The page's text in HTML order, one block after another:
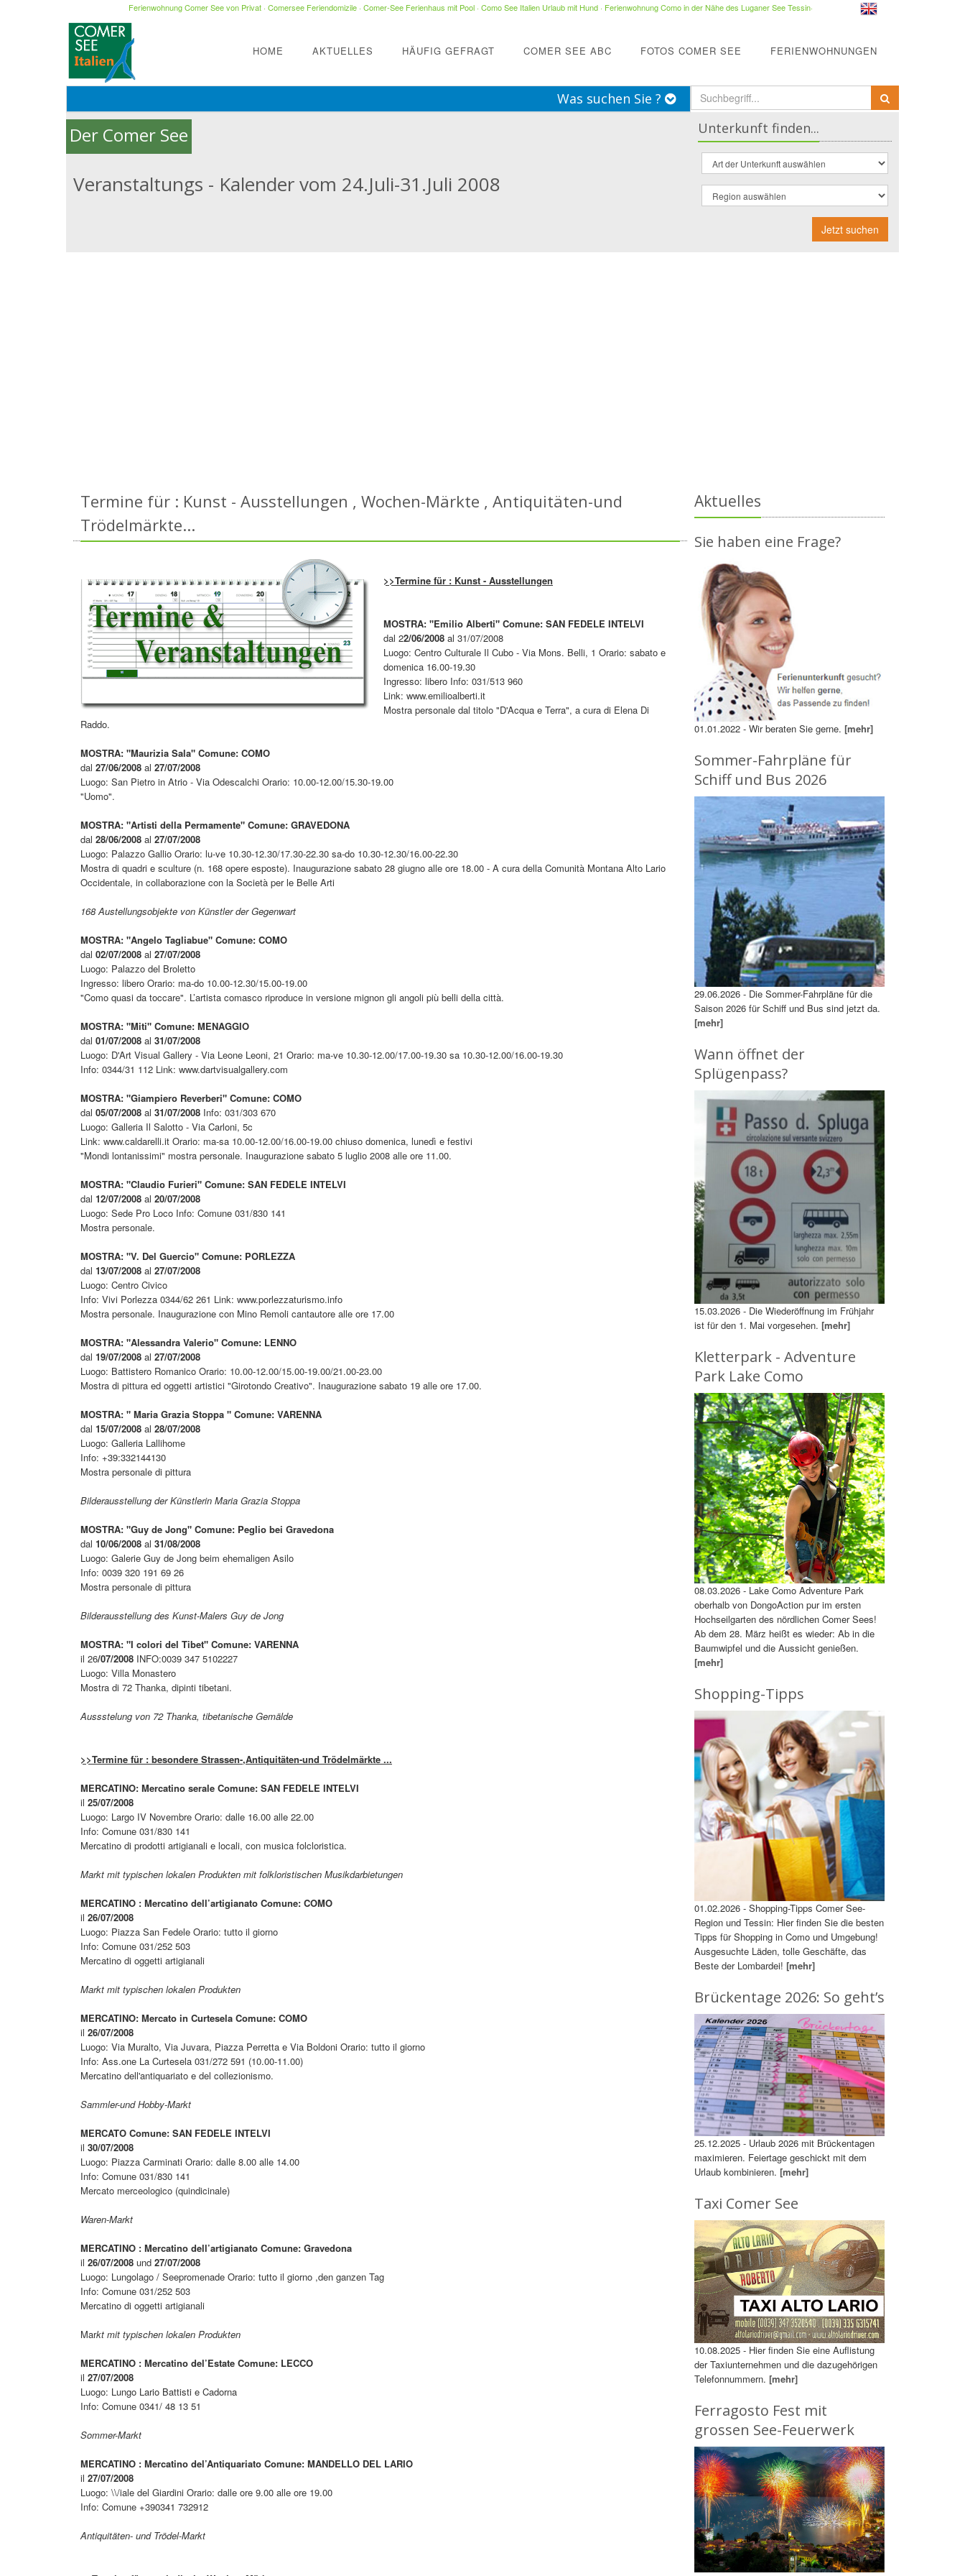
Ferienwohnung Comer See von Privat· Comersee Feriendomizile· Comer-See Ferienhaus mit Pool· Como See Italien Urlaub mit Hund· Ferienwohnung Como in der Nähe des Luganer See Tessin·
HOME AKTUELLES HÄUFIG GEFRAGT COMER SEE ABC FOTOS COMER SEE FERIENWOHNUNGEN
Was suchen Sie ?
Der Comer See
Veranstaltungs - Kalender vom 24.Juli-31.Juli 2008
Unterkunft finden...
Jetzt suchen
Termine für : Kunst - Ausstellungen , Wochen-Märkte , Antiquitäten-und
Trödelmärkte...
>>Termine für : Kunst - Ausstellungen
MOSTRA: "Emilio Alberti" Comune: SAN FEDELE INTELVI
dal 22/06/2008 al 31/07/2008
Luogo: Centro Culturale Il Cubo - Via Mons. Belli, 1 Orario: sabato e
domenica 16.00-19.30
Ingresso: libero Info: 031/513 960
Link: www.emilioalberti.it
Mostra personale dal titolo "D'Acqua e Terra", a cura di Elena Di
Raddo.
MOSTRA: "Maurizia Sala" Comune: COMO
dal 27/06/2008 al 27/07/2008
Luogo: San Pietro in Atrio - Via Odescalchi Orario: 10.00-12.00/15.30-19.00
"Uomo".
MOSTRA: "Artisti della Permamente" Comune: GRAVEDONA
dal 28/06/2008 al 27/07/2008
Luogo: Palazzo Gallio Orario: lu-ve 10.30-12.30/17.30-22.30 sa-do 10.30-12.30/16.00-22.30
Mostra di quadri e sculture (n. 168 opere esposte). Inaugurazione sabato 28 giugno alle ore 18.00 - A cura della Comunità Montana Alto Lario
Occidentale, in collaborazione con la Società per le Belle Arti
168 Austellungsobjekte von Künstler der Gegenwart
MOSTRA: "Angelo Tagliabue" Comune: COMO
dal 02/07/2008 al 27/07/2008
Luogo: Palazzo del Broletto
Ingresso: libero Orario: ma-do 10.00-12.30/15.00-19.00
"Como quasi da toccare". L’artista comasco riproduce in versione mignon gli angoli più belli della città.
MOSTRA: "Miti" Comune: MENAGGIO
dal 01/07/2008 al 31/07/2008
Luogo: D'Art Visual Gallery - Via Leone Leoni, 21 Orario: ma-ve 10.30-12.00/17.00-19.30 sa 10.30-12.00/16.00-19.30
Info: 0344/31 112 Link: www.dartvisualgallery.com
MOSTRA: "Giampiero Reverberi" Comune: COMO
dal 05/07/2008 al 31/07/2008 Info: 031/303 670
Luogo: Galleria Il Salotto - Via Carloni, 5c
Link: www.caldarelli.it Orario: ma-sa 10.00-12.00/16.00-19.00 chiuso domenica, lunedì e festivi
"Mondi lontanissimi" mostra personale. Inaugurazione sabato 5 luglio 2008 alle ore 11.00.
MOSTRA: "Claudio Furieri" Comune: SAN FEDELE INTELVI
dal 12/07/2008 al 20/07/2008
Luogo: Sede Pro Loco Info: Comune 031/830 141
Mostra personale.
MOSTRA: "V. Del Guercio" Comune: PORLEZZA
dal 13/07/2008 al 27/07/2008
Luogo: Centro Civico
Info: Vivi Porlezza 0344/62 261 Link: www.porlezzaturismo.info
Mostra personale. Inaugurazione con Mino Remoli cantautore alle ore 17.00
MOSTRA: "Alessandra Valerio" Comune: LENNO
dal 19/07/2008 al 27/07/2008
Luogo: Battistero Romanico Orario: 10.00-12.00/15.00-19.00/21.00-23.00
Mostra di pittura ed oggetti artistici "Girotondo Creativo". Inaugurazione sabato 19 alle ore 17.00.
MOSTRA: " Maria Grazia Stoppa " Comune: VARENNA
dal 15/07/2008 al 28/07/2008
Luogo: Galleria Lallihome
Info: +39:332144130
Mostra personale di pittura
Bilderausstellung der Künstlerin Maria Grazia Stoppa
MOSTRA: "Guy de Jong" Comune: Peglio bei Gravedona
dal 10/06/2008 al 31/08/2008
Luogo: Galerie Guy de Jong beim ehemaligen Asilo
Info: 0039 320 191 69 26
Mostra personale di pittura
Bilderausstellung des Kunst-Malers Guy de Jong
MOSTRA: "I colori del Tibet" Comune: VARENNA
il 26/07/2008 INFO:0039 347 5102227
Luogo: Villa Monastero
Mostra di 72 Thanka, dipinti tibetani.
Aussstelung von 72 Thanka, tibetanische Gemälde
>>Termine für : besondere Strassen-,Antiquitäten-und Trödelmärkte ...
MERCATINO: Mercatino serale Comune: SAN FEDELE INTELVI
il 25/07/2008
Luogo: Largo IV Novembre Orario: dalle 16.00 alle 22.00
Info: Comune 031/830 141
Mercatino di prodotti artigianali e locali, con musica folcloristica.
Markt mit typischen lokalen Produkten mit folkloristischen Musikdarbietungen
MERCATINO : Mercatino dell’artigianato Comune: COMO
il 26/07/2008
Luogo: Piazza San Fedele Orario: tutto il giorno
Info: Comune 031/252 503
Mercatino di oggetti artigianali
Markt mit typischen lokalen Produkten
MERCATINO: Mercato in Curtesela Comune: COMO
il 26/07/2008
Luogo: Via Muralto, Via Juvara, Piazza Perretta e Via Boldoni Orario: tutto il giorno
Info: Ass.one La Curtesela 031/272 591 (10.00-11.00)
Mercatino dell'antiquariato e del collezionismo.
Sammler-und Hobby-Markt
MERCATO Comune: SAN FEDELE INTELVI
il 30/07/2008
Luogo: Piazza Carminati Orario: dalle 8.00 alle 14.00
Info: Comune 031/830 141
Mercato merceologico (quindicinale)
Waren-Markt
MERCATINO : Mercatino dell’artigianato Comune: Gravedona
il 26/07/2008 und 27/07/2008
Luogo: Lungolago / Seepromenade Orario: tutto il giorno ,den ganzen Tag
Info: Comune 031/252 503
Mercatino di oggetti artigianali
Markt mit typischen lokalen Produkten
MERCATINO : Mercatino del’Estate Comune: LECCO
il 27/07/2008
Luogo: Lungo Lario Battisti e Cadorna
Info: Comune 0341/ 48 13 51
Sommer-Markt
MERCATINO : Mercatino del’Antiquariato Comune: MANDELLO DEL LARIO
il 27/07/2008
Luogo: \\/iale del Giardini Orario: dalle ore 9.00 alle ore 19.00
Info: Comune +390341 732912
Antiquitäten- und Trödel-Markt
Aktuelles
Sie haben eine Frage?
01.01.2022 - Wir beraten Sie gerne. [mehr]
Sommer-Fahrpläne für
Schiff und Bus 2026
29.06.2026 - Die Sommer-Fahrpläne für die
Saison 2026 für Schiff und Bus sind jetzt da.
[mehr]
Wann öffnet der
Splügenpass?
15.03.2026 - Die Wiederöffnung im Frühjahr
ist für den 1. Mai vorgesehen. [mehr]
Kletterpark - Adventure
Park Lake Como
08.03.2026 - Lake Como Adventure Park
oberhalb von DongoAction pur im ersten
Hochseilgarten des nördlichen Comer Sees!
Ab dem 28. März heißt es wieder: Ab in die
Baumwipfel und die Aussicht genießen.
[mehr]
Shopping-Tipps
01.02.2026 - Shopping-Tipps Comer See-
Region und Tessin: Hier finden Sie die besten
Tipps für Shopping in Como und Umgebung!
Ausgesuchte Läden, tolle Geschäfte, das
Beste der Lombardei! [mehr]
Brückentage 2026: So geht’s
25.12.2025 - Urlaub 2026 mit Brückentagen
maximieren. Feiertage geschickt mit dem
Urlaub kombinieren. [mehr]
Taxi Comer See
10.08.2025 - Hier finden Sie eine Auflistung
der Taxiunternehmen und die dazugehörigen
Telefonnummern. [mehr]
Ferragosto Fest mit
grossen See-Feuerwerk